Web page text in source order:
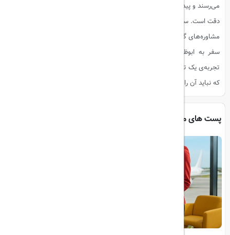
می‌رسند و پیدا کردن اقامتگاه‌های مناسب در نزدیکی پیست نیز نیازمند زمان و
دقت است. سایت ما با ارائه خدماتی از جمله خرید بلیت هواپیما، رزرو هتل، و
مشاوره‌های گردشگری، می‌تواند شما را در این سفر هیجان‌انگیز همراهی کند.
سفر به ابوظبی و شرکت در مسابقات فرمول یک، فرصتی استثنایی برای
تجربه‌ی یک ترکیب بی‌نظیر از هیجان، لوکس‌گرایی و فرهنگ خاورمیانه‌ای است
که نباید آن را از دست داد.
پست های مرتبط